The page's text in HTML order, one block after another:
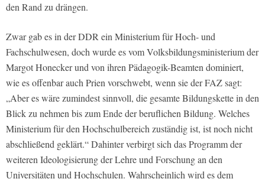
den Rand zu drängen.
Zwar gab es in der DDR ein Ministerium für Hoch- und
Fachschulwesen, doch wurde es vom Volksbildungsministerium der
Margot Honecker und von ihren Pädagogik-Beamten dominiert,
wie es offenbar auch Prien vorschwebt, wenn sie der FAZ sagt:
„Aber es wäre zumindest sinnvoll, die gesamte Bildungskette in den
Blick zu nehmen bis zum Ende der beruflichen Bildung. Welches
Ministerium für den Hochschulbereich zuständig ist, ist noch nicht
abschließend geklärt.“ Dahinter verbirgt sich das Programm der
weiteren Ideologisierung der Lehre und Forschung an den
Universitäten und Hochschulen. Wahrscheinlich wird es dem